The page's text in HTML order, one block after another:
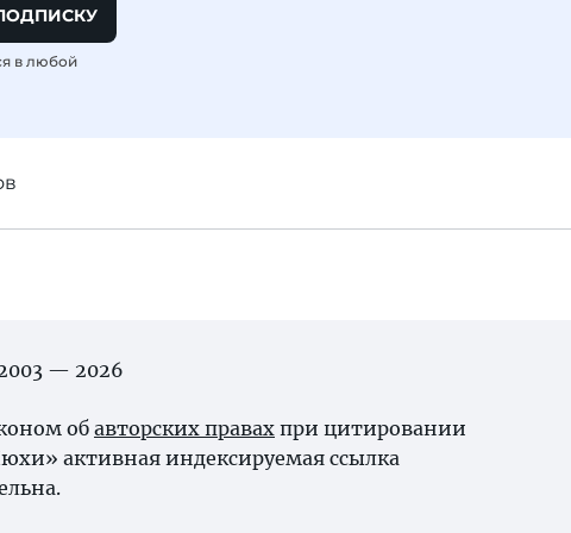
в любой
— 2026
об авторских правах при цитировании
активная индексируемая ссылка